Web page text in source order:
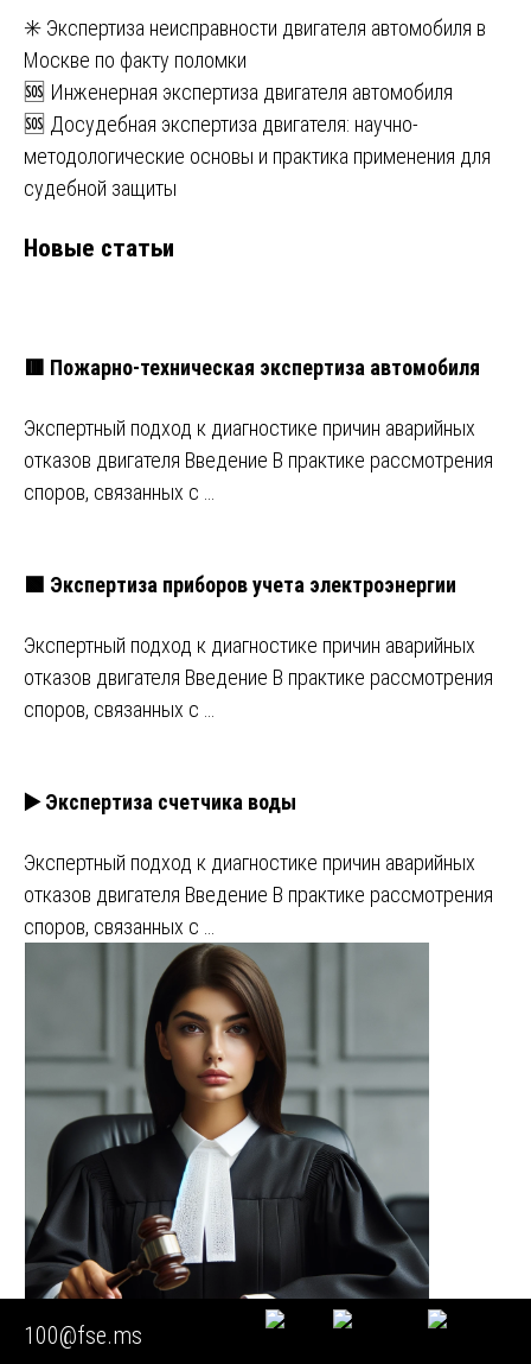
✳️ Экспертиза неисправности двигателя автомобиля в
Москве по факту поломки
🆘 Инженерная экспертиза двигателя автомобиля
🆘 Досудебная экспертиза двигателя: научно-
методологические основы и практика применения для
судебной защиты
Новые статьи
🟥 Пожарно-техническая экспертиза автомобиля
Экспертный подход к диагностике причин аварийных
отказов двигателя Введение В практике рассмотрения
споров, связанных с …
🟩 Экспертиза приборов учета электроэнергии
Экспертный подход к диагностике причин аварийных
отказов двигателя Введение В практике рассмотрения
споров, связанных с …
▶️ Экспертиза счетчика воды
Экспертный подход к диагностике причин аварийных
отказов двигателя Введение В практике рассмотрения
споров, связанных с …
100@fse.ms